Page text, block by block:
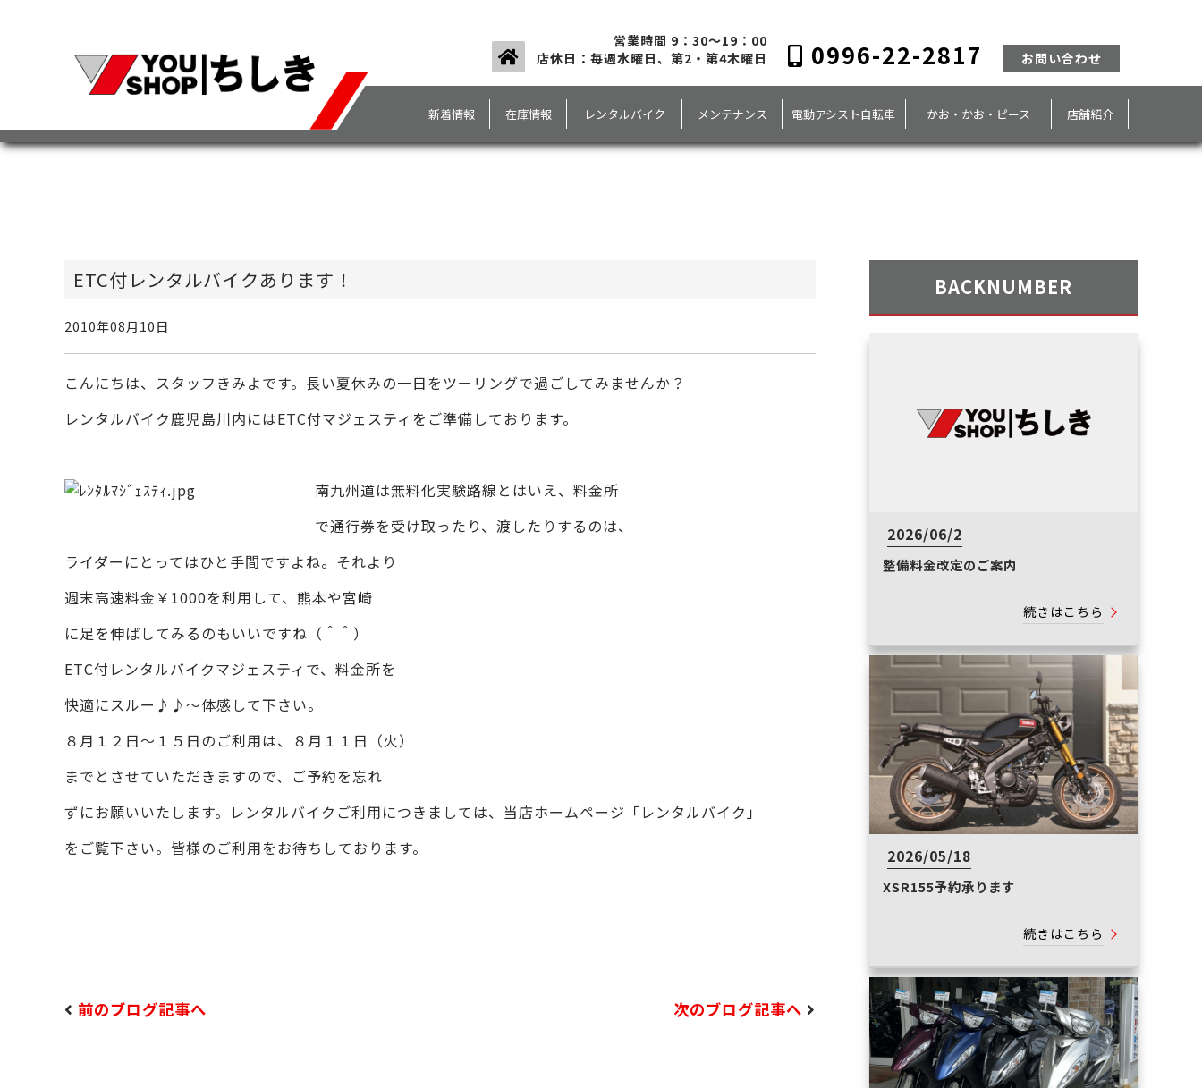
営業時間 9：30～19：00
店休日：毎週水曜日、第2・第4木曜日
0996-22-2817 お問い合わせ
新着情報 在庫情報 レンタルバイク メンテナンス 電動アシスト自転車 かお・かお・ピース 店舗紹介
ETC付レンタルバイクあります！
2010年08月10日
こんにちは、スタッフきみよです。長い夏休みの一日をツーリングで過ごしてみませんか？
レンタルバイク鹿児島川内にはETC付マジェスティをご準備しております。
南九州道は無料化実験路線とはいえ、料金所
で通行券を受け取ったり、渡したりするのは、
ライダーにとってはひと手間ですよね。それより
週末高速料金￥1000を利用して、熊本や宮崎
に足を伸ばしてみるのもいいですね（＾＾）
ETC付レンタルバイクマジェスティで、料金所を
快適にスルー♪♪～体感して下さい。
８月１２日～１５日のご利用は、８月１１日（火）
までとさせていただきますので、ご予約を忘れ
ずにお願いいたします。レンタルバイクご利用につきましては、当店ホームページ「レンタルバイク」
をご覧下さい。皆様のご利用をお待ちしております。
前のブログ記事へ 次のブログ記事へ
BACKNUMBER
2026/06/2
整備料金改定のご案内
続きはこちら
2026/05/18
XSR155予約承ります
続きはこちら